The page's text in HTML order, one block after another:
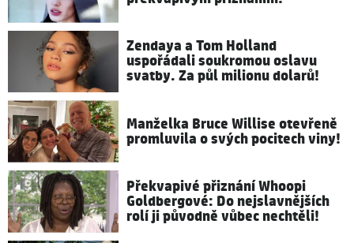
Zendaya a Tom Holland
uspořádali soukromou oslavu
svatby. Za půl milionu dolarů!
Manželka Bruce Willise otevřeně
promluvila o svých pocitech viny!
Překvapivé přiznání Whoopi
Goldbergové: Do nejslavnějších
rolí ji původně vůbec nechtěli!